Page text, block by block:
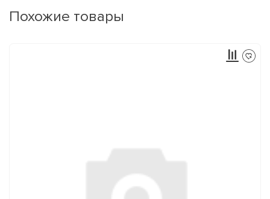
Похожие товары